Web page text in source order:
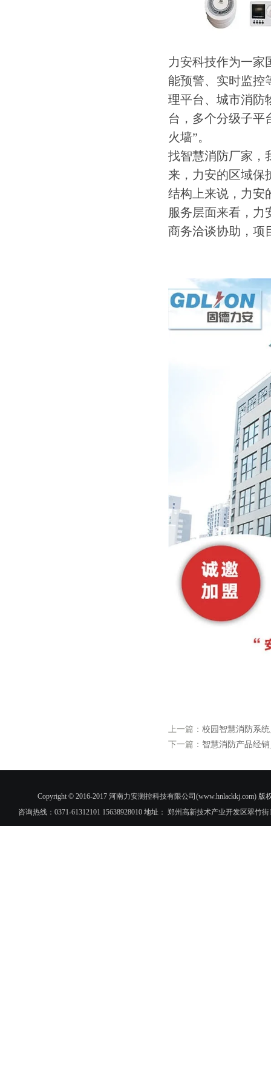
力安科技作为一家
能预警、实时监控
理平台、城市消防
台，多个分级子平
火墙”。
找智慧消防厂家，
来，力安的区域保
结构上来说，力安
服务层面来看，力
商务洽谈协助，项
上一篇： 校园智慧消防系
下一篇： 智慧消防产品经
Copyright © 2016-2017 河南力安测控科技有限公司(www.hnlackkj.com)
咨询热线：0371-61312101 15638928010 地址： 郑州高新技术产业开发区翠竹